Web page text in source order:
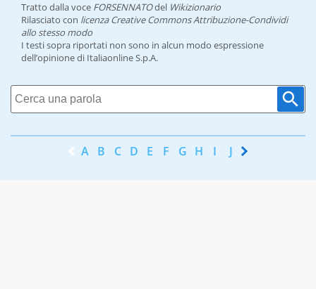
Tratto dalla voce FORSENNATOdel Wikizionario
Rilasciato con licenza Creative Commons Attribuzione-Condividi
allo stesso modo
I testi sopra riportati non sono in alcun modo espressione
dell’opinione di Italiaonline S.p.A.
A B C D E F G H I J K